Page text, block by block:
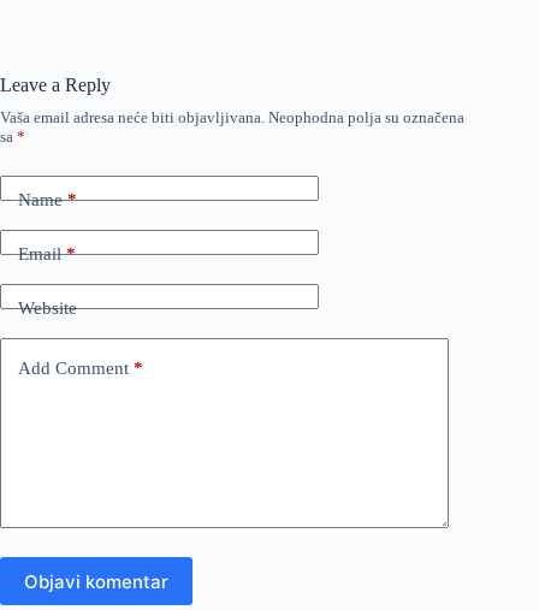
Leave a Reply
Vaša email adresa neće biti objavljivana. Neophodna polja su označena
sa *
Name*
Email*
Website
Add Comment *
Objavi komentar